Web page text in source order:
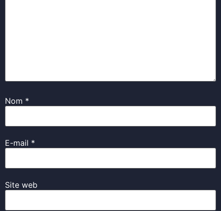
Nom *
E-mail *
Site web